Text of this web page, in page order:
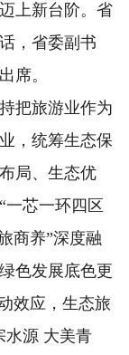
上新台阶。省
，省委副书
席。
把旅游业作为
，统筹生态保
局、生态优
芯一环四区
商养”深度融
色发展底色更
效应，生态旅
水源 大美青